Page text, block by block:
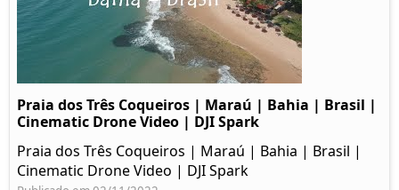
Praia dos Três Coqueiros | Maraú | Bahia | Brasil |
Cinematic Drone Video | DJI Spark
Praia dos Três Coqueiros | Maraú | Bahia | Brasil |
Cinematic Drone Video | DJI Spark